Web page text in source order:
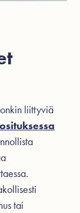
liittyviä
osituksessa
tai